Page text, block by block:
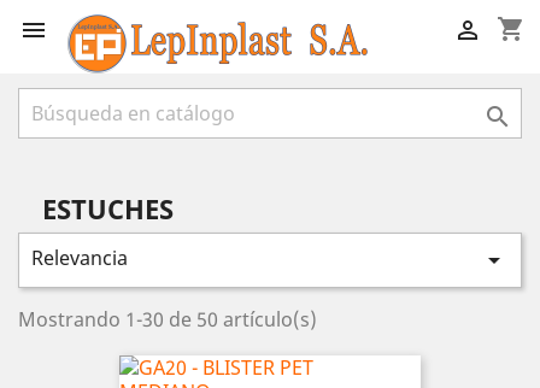
 shopping_cart


ESTUCHES
Relevancia 
Mostrando 1-30 de 50 artículo(s)